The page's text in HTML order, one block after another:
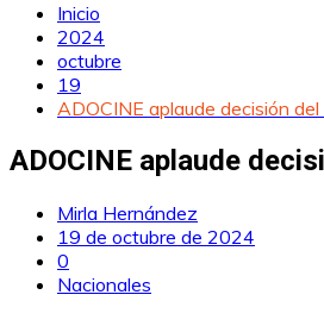
Inicio
2024
octubre
19
ADOCINE aplaude decisión
ADOCINE aplaude
Mirla Hernández
19 de octubre de 2024
0
Nacionales